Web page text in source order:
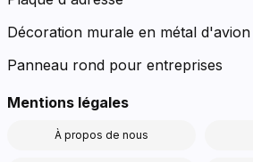
Décoration murale en métal d'avion
Panneau rond pour entreprises
Mentions légales
À propos de nous